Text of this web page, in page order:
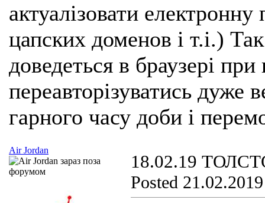
актуалізовати
цапских доменов і т.і.)
доведеться в браузері
переавторізуватись
гарного часу доби і
18.02.19
Posted
Air Jordan